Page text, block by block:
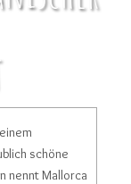
schöne
nennt Mallorca